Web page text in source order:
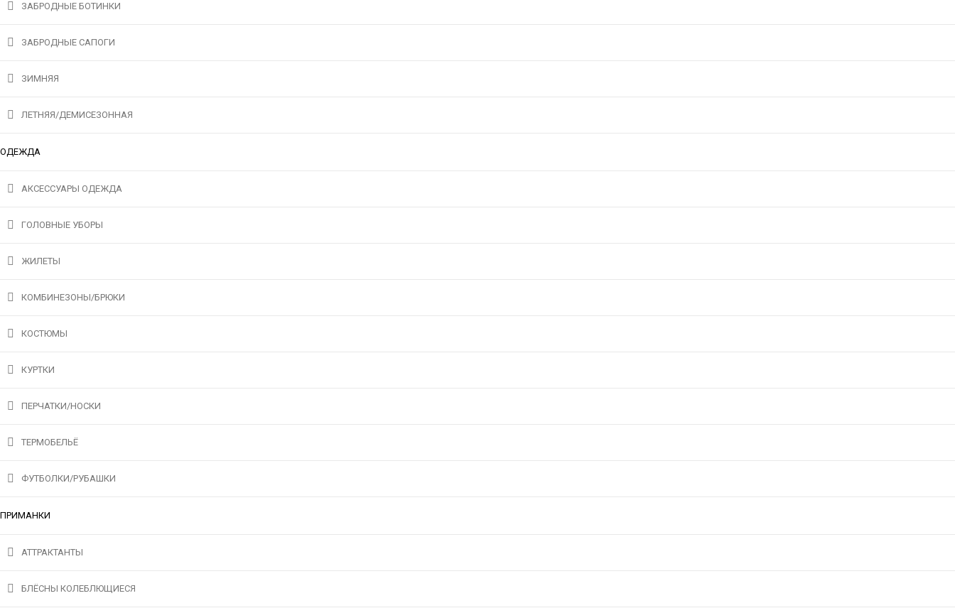
ЗАБРОДНЫЕ БОТИНКИ
ЗАБРОДНЫЕ САПОГИ
ЗИМНЯЯ
ЛЕТНЯЯ/ДЕМИСЕЗОННАЯ
ОДЕЖДА
АКСЕССУАРЫ ОДЕЖДА
ГОЛОВНЫЕ УБОРЫ
ЖИЛЕТЫ
КОМБИНЕЗОНЫ/БРЮКИ
КОСТЮМЫ
КУРТКИ
ПЕРЧАТКИ/НОСКИ
ТЕРМОБЕЛЬЁ
ФУТБОЛКИ/РУБАШКИ
ПРИМАНКИ
АТТРАКТАНТЫ
БЛЁСНЫ КОЛЕБЛЮЩИЕСЯ